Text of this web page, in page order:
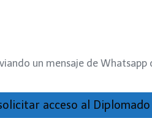
un mensaje de
acceso al